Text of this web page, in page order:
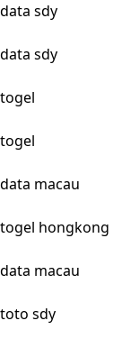
data sdy
data sdy
togel
togel
data macau
togel hongkong
data macau
toto sdy